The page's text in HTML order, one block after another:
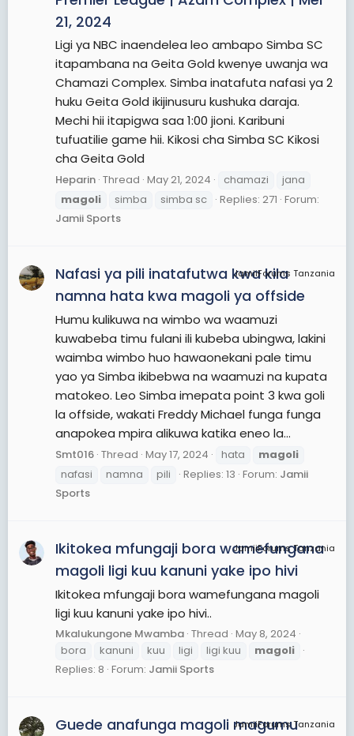
21, 2024
Ligi ya NBC inaendelea leo ambapo Simba SC
itapambana na Geita Gold kwenye uwanja wa
Chamazi Complex. Simba inatafuta nafasi ya 2
huku Geita Gold ikijinusuru kushuka daraja.
Mechi hii itapigwa saa 1:00 jioni. Karibuni
tufuatilie game hii. Kikosi cha Simba SC Kikosi
cha Geita Gold
Heparin Thread May 21, 2024 chamazi
jana
magoli
simba simba sc Replies: 271 Forum:
Jamii Sports
JamiiForums Tanzania
Nafasi ya pili inatafutwa kwa kila
namna hata kwa magoli ya offside
Humu kulikuwa na wimbo wa waamuzi
kuwabeba timu fulani ili kubeba ubingwa, lakini
waimba wimbo huo hawaonekani pale timu
yao ya Simba ikibebwa na waamuzi na kupata
matokeo. Leo Simba imepata point 3 kwa goli
la offside, wakati Freddy Michael funga funga
anapokea mpira alikuwa katika eneo la...
Smt016 Thread May 17, 2024 hata
magoli
nafasi
namna pili Replies: 13 Forum: Jamii
Sports
JamiiForums Tanzania
Ikitokea mfungaji bora wamefungana
magoli ligi kuu kanuni yake ipo hivi
Ikitokea mfungaji bora wamefungana magoli
ligi kuu kanuni yake ipo hivi..
Mkalukungone Mwamba Thread May 8, 2024
bora
kanuni kuu ligi ligi kuu
magoli
Replies: 8 Forum: Jamii Sports
JamiiForums Tanzania
Guede anafunga magoli magumu